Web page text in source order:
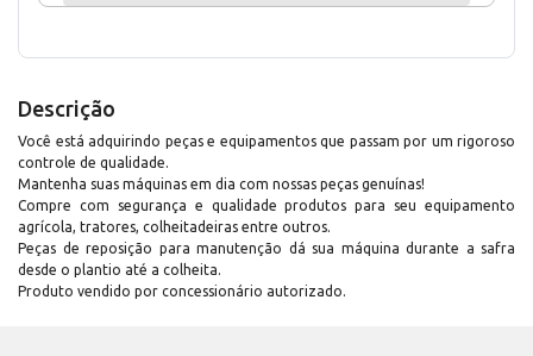
Descrição
Você está adquirindo peças e equipamentos que passam por um rigoroso
controle de qualidade.
Mantenha suas máquinas em dia com nossas peças genuínas!
Compre com segurança e qualidade produtos para seu equipamento
agrícola, tratores, colheitadeiras entre outros.
Peças de reposição para manutenção dá sua máquina durante a safra
desde o plantio até a colheita.
Produto vendido por concessionário autorizado.